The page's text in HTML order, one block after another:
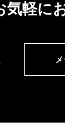
気軽に